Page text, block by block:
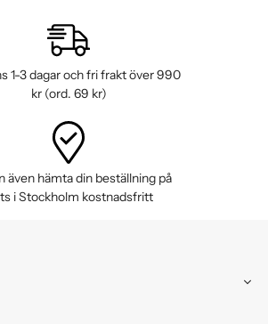
1-3 dagar och fri frakt över 990
kr (ord. 69 kr)
även hämta din beställning på
i Stockholm kostnadsfritt